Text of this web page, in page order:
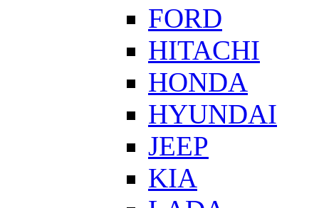
FORD
HITACHI
HONDA
HYUNDAI
JEEP
KIA